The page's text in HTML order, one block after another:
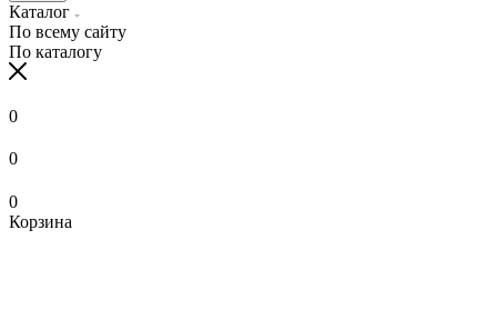
Каталог
По всему сайту
По каталогу
0
0
0
Корзина